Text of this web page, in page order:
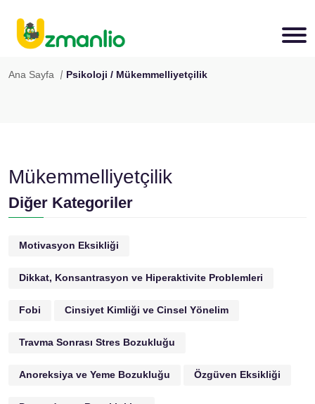
Ana Sayfa Psikoloji / Mükemmelliyetçilik
Mükemmelliyetçilik
Diğer Kategoriler
Motivasyon Eksikliği
Dikkat, Konsantrasyon ve Hiperaktivite Problemleri
Fobi Cinsiyet Kimliği ve Cinsel Yönelim
Travma Sonrası Stres Bozukluğu
Anoreksiya ve Yeme Bozukluğu Özgüven Eksikliği